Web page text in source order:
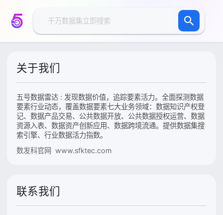
关于我们
五号数据雷达 : 发现数据价值，追踪要素活力。全面探测数据
要素行业动态，覆盖数据要素七大业务领域：数据知识产权登
记、数据产品交易、公共数据开放、公共数据授权运营、数据
资源入表、数据资产创新应用、数据跨境流通。提供数据集搜
索引擎、行业数据活力指数。
数发科官网 www.sfktec.com
联系我们